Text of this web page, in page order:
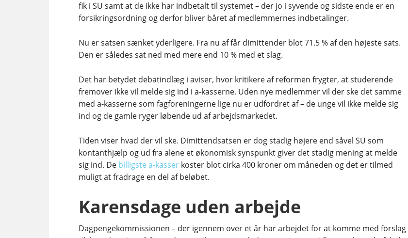
fik i SU samt at de ikke har indbetalt til systemet – der jo i syvende og sidste ende er en
forsikringsordning og derfor bliver båret af medlemmernes indbetalinger.
Nu er satsen sænket yderligere. Fra nu af får dimittender blot 71.5 % af den højeste sats.
Den er således sat ned med mere end 10 % med et slag.
Det har betydet debatindlæg i aviser, hvor kritikere af reformen frygter, at studerende
fremover ikke vil melde sig ind i a-kasserne. Uden nye medlemmer vil der ske det samme
med a-kasserne som fagforeningerne lige nu er udfordret af – de unge vil ikke melde sig
ind og de gamle ryger løbende ud af arbejdsmarkedet.
Tiden viser hvad der vil ske. Dimittendsatsen er dog stadig højere end såvel SU som
kontanthjælp og ud fra alene et økonomisk synspunkt giver det stadig mening at melde
sig ind. De billigste a-kasser koster blot cirka 400 kroner om måneden og det er tilmed
muligt at fradrage en del af beløbet.
Karensdage uden arbejde
Dagpengekommissionen – der igennem over et år har arbejdet for at komme med forslag